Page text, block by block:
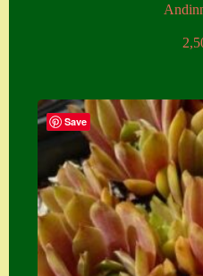
Save